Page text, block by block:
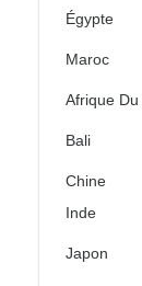
Égypte
Maroc
Afrique Du
Bali
Chine
Inde
Japon